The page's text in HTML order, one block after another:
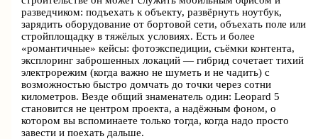
разведчиком: подъехать к объекту, развёрнуть ноутбук,
зарядить оборудование от бортовой сети, объехать поле или
стройплощадку в тяжёлых условиях. Есть и более
«романтичные» кейсы: фотоэкспедиции, съёмки контента,
эксплоринг заброшенных локаций — гибрид сочетает тихий
электрорежим (когда важно не шуметь и не чадить) с
возможностью быстро домчать до точки через сотни
километров. Везде общий знаменатель один: Leopard 5
становится не центром проекта, а надёжным фоном, о
котором вы вспоминаете только тогда, когда надо просто
завести и поехать дальше.